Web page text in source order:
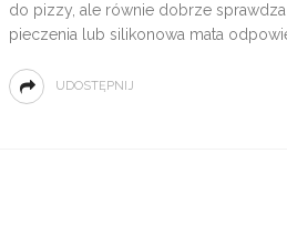
do pizzy, ale równie dobrze
pieczenia lub silikonowa mata
UDOSTĘPNIJ